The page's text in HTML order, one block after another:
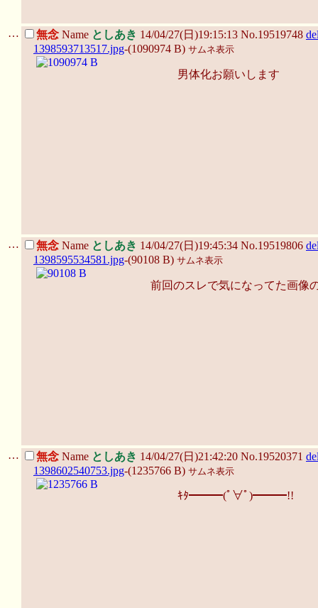
… 無念 Name としあき 14/04/27(日)19:15:13 No.19519748
1398593713517.jpg-(1090974 B) サムネ表示
男体化お願いします
… 無念 Name としあき 14/04/27(日)19:45:34 No.19519806
1398595534581.jpg-(90108 B) サムネ表示
前回のスレで気になってた画像
… 無念 Name としあき 14/04/27(日)21:42:20 No.19520371
1398602540753.jpg-(1235766 B) サムネ表示
ｷﾀ━━━(ﾟ∀ﾟ)━━━!!